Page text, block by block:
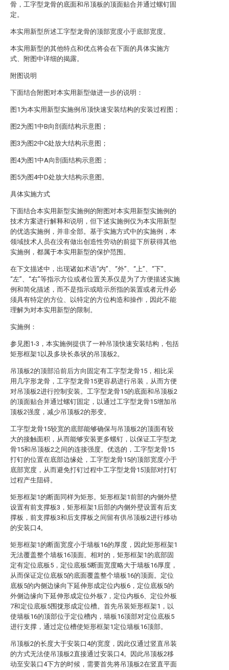
骨，工字型龙骨的底面和吊顶板的顶面贴合并通过螺钉固
定。
本实用新型所述工字型龙骨的顶部宽度小于底部宽度。
本实用新型的其他特点和优点将会在下面的具体实施方
式、附图中详细的揭露。
附图说明
下面结合附图对本实用新型做进一步的说明：
图1为本实用新型实施例吊顶快速安装结构的安装过程图；
图2为图1中B向剖面结构示意图；
图3为图2中C处放大结构示意图；
图4为图1中A向剖面结构示意图；
图5为图4中D处放大结构示意图。
具体实施方式
下面结合本实用新型实施例的附图对本实用新型实施例的
技术方案进行解释和说明，但下述实施例仅为本实用新型
的优选实施例，并非全部。基于实施方式中的实施例，本
领域技术人员在没有做出创造性劳动的前提下所获得其他
实施例，都属于本实用新型的保护范围。
在下文描述中，出现诸如术语“内”、“外”、“上”、“下”、
“左”、“右”等指示方位或者位置关系仅是为了方便描述实施
例和简化描述，而不是指示或暗示所指的装置或者元件必
须具有特定的方位、以特定的方位构造和操作，因此不能
理解为对本实用新型的限制。
实施例：
参见图1-3，本实施例提供了一种吊顶快速安装结构，包括
矩形框架1以及多块长条状的吊顶板2。
吊顶板2的顶部沿前后方向固定有工字型龙骨15，相比采
用几字形龙骨，工字型龙骨15更容易进行吊装，从而方便
对吊顶板2进行控制安装。工字型龙骨15的底面和吊顶板2
的顶面贴合并通过螺钉固定，以通过工字型龙骨15增加吊
顶板2强度，减少吊顶板2的形变。
工字型龙骨15较宽的底部能够确保与吊顶板2的顶面有较
大的接触面积，从而能够安装更多螺钉，以保证工字型龙
骨15和吊顶板2之间的连接强度。优选的，工字型龙骨15
打钉的位置在底部边缘处，工字型龙骨15的顶部宽度小于
底部宽度，从而避免打钉过程中工字型龙骨15顶部对打钉
过程产生阻碍。
矩形框架1的断面同样为矩形。矩形框架1前部的内侧外壁
设置有前支撑板3，矩形框架1后部的内侧外壁设置有后支
撑板，前支撑板3和后支撑板之间留有供吊顶板2进行移动
的安装口4。
矩形框架1的断面宽度小于墙板16的厚度，因此矩形框架1
无法覆盖整个墙板16顶面。相对的，矩形框架1的底部固
定有定位底板5，定位底板5断面宽度略大于墙板16厚度，
从而保证定位底板5的底面覆盖整个墙板16的顶面。定位
底板5的内侧边缘向下延伸形成定位内板6，定位底板5的
外侧边缘向下延伸形成定位外板7，定位内板6、定位外板
7和定位底板5围拢形成定位槽。首先吊装矩形框架1，以
使墙板16的顶部位于定位槽内，墙板16顶部对定位底板5
进行支撑，通过定位槽使矩形框架1定位墙板16顶部。
吊顶板2的长度大于安装口4的宽度，因此仅通过竖直吊装
的方式无法使吊顶板2直接通过安装口4。因此吊顶板2移
动至安装口4下方的时候，需要首先将吊顶板2在竖直平面